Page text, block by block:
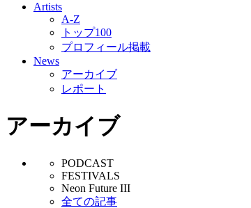
Artists
A-Z
トップ100
プロフィール掲載
News
アーカイブ
レポート
アーカイブ
PODCAST
FESTIVALS
Neon Future III
全ての記事